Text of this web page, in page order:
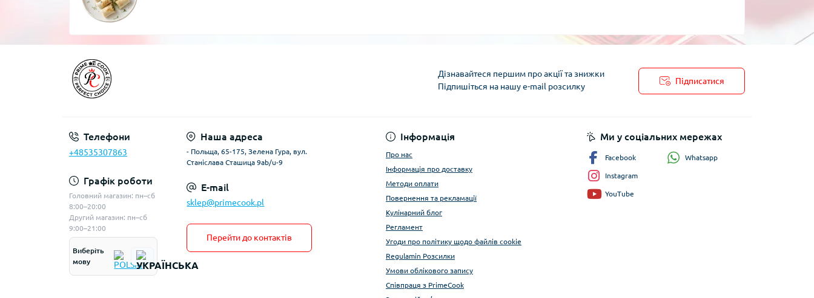
Дізнавайтеся першим про акції та знижки
Підпишіться на нашу e-mail розсилку
Підписатися
Телефони
+48535307863
Графік роботи
Головний магазин: пн–сб
8:00–20:00
Другий магазин: пн–сб
9:00–21:00
Виберіть
мову
Наша адреса
- Польща, 65-175, Зелена Гура, вул.
Станіслава Сташица 9ab/u-9
E-mail
sklep@primecook.pl
Перейти до контактів
Інформація
Про нас
Інформація про доставку
Методи оплати
Повернення та рекламації
Кулінарний блог
Регламент
Угоди про політику щодо файлів cookie
Regulamin Розсилки
Умови облікового запису
Співпраця з PrimeCook
Ми у соціальних мережах
Facebook
Instagram
YouTube
Whatsapp